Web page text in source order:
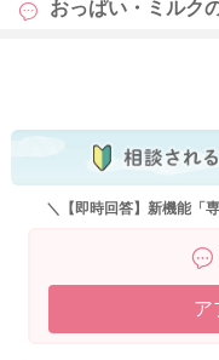
おっぱい・ミルク
＼【即時回答】新機能「
ア